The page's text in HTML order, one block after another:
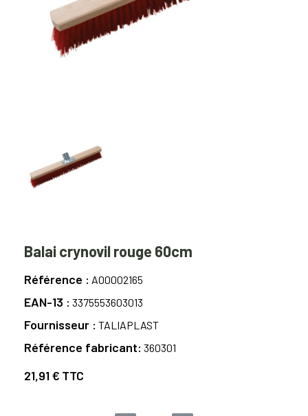
Balai crynovil rouge 60cm
Référence A00002165
EAN-13 3375553603013
Fournisseur TALIAPLAST
Référence fabricant 360301
21,91 € TTC